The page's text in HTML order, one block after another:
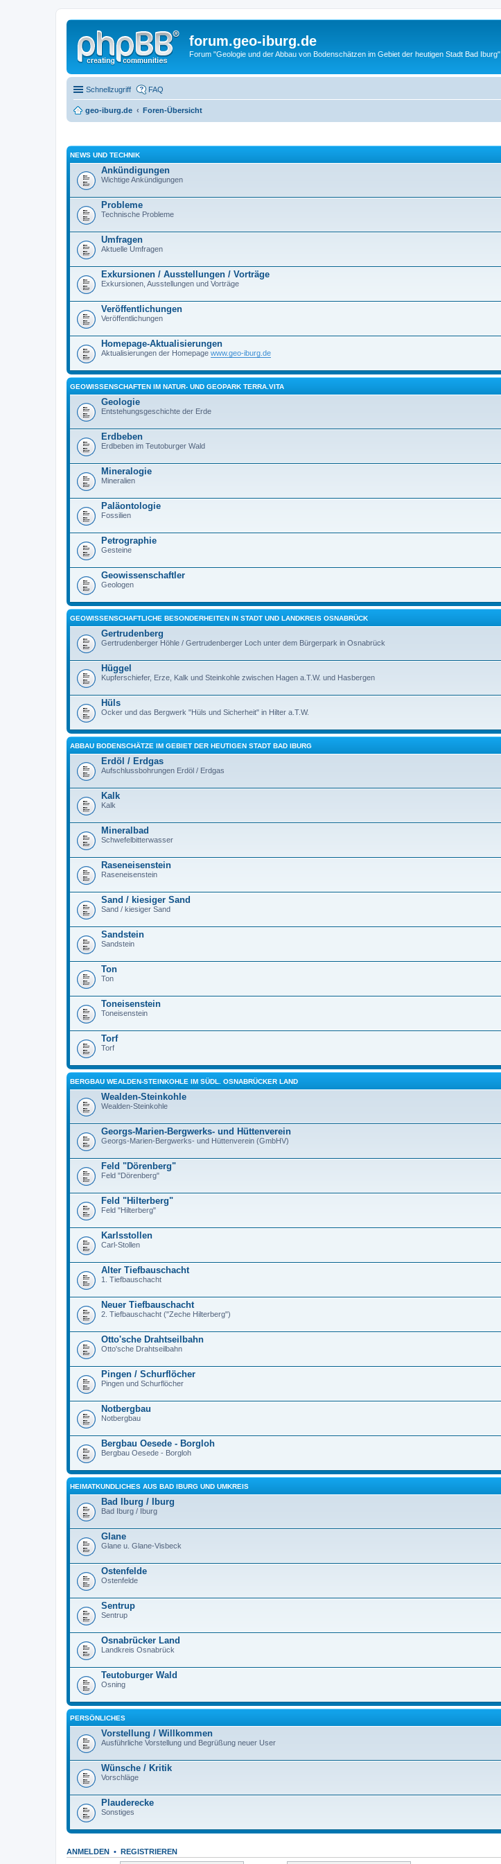
forum.geo-iburg.de
Forum "Geologie und der Abbau von Bodenschätzen im Gebiet der heutigen Stadt Bad Iburg"
Schnellzugriff FAQ
geo-iburg.de Foren-Übersicht
NEWS UND TECHNIK
Ankündigungen
Wichtige Ankündigungen
Probleme
Technische Probleme
Umfragen
Aktuelle Umfragen
Exkursionen / Ausstellungen / Vorträge
Exkursionen, Ausstellungen und Vorträge
Veröffentlichungen
Veröffentlichungen
Homepage-Aktualisierungen
Aktualisierungen der Homepage www.geo-iburg.de
GEOWISSENSCHAFTEN IM NATUR- UND GEOPARK TERRA.VITA
Geologie
Entstehungsgeschichte der Erde
Erdbeben
Erdbeben im Teutoburger Wald
Mineralogie
Mineralien
Paläontologie
Fossilien
Petrographie
Gesteine
Geowissenschaftler
Geologen
GEOWISSENSCHAFTLICHE BESONDERHEITEN IN STADT UND LANDKREIS OSNABRÜCK
Gertrudenberg
Gertrudenberger Höhle / Gertrudenberger Loch unter dem Bürgerpark in Osnabrück
Hüggel
Kupferschiefer, Erze, Kalk und Steinkohle zwischen Hagen a.T.W. und Hasbergen
Hüls
Ocker und das Bergwerk "Hüls und Sicherheit" in Hilter a.T.W.
ABBAU BODENSCHÄTZE IM GEBIET DER HEUTIGEN STADT BAD IBURG
Erdöl / Erdgas
Aufschlussbohrungen Erdöl / Erdgas
Kalk
Kalk
Mineralbad
Schwefelbitterwasser
Raseneisenstein
Raseneisenstein
Sand / kiesiger Sand
Sand / kiesiger Sand
Sandstein
Sandstein
Ton
Ton
Toneisenstein
Toneisenstein
Torf
Torf
BERGBAU WEALDEN-STEINKOHLE IM SÜDL. OSNABRÜCKER LAND
Wealden-Steinkohle
Wealden-Steinkohle
Georgs-Marien-Bergwerks- und Hüttenverein
Georgs-Marien-Bergwerks- und Hüttenverein (GmbHV)
Feld "Dörenberg"
Feld "Dörenberg"
Feld "Hilterberg"
Feld "Hilterberg"
Karlsstollen
Carl-Stollen
Alter Tiefbauschacht
1. Tiefbauschacht
Neuer Tiefbauschacht
2. Tiefbauschacht ("Zeche Hilterberg")
Otto'sche Drahtseilbahn
Otto'sche Drahtseilbahn
Pingen / Schurflöcher
Pingen und Schurflöcher
Notbergbau
Notbergbau
Bergbau Oesede - Borgloh
Bergbau Oesede - Borgloh
HEIMATKUNDLICHES AUS BAD IBURG UND UMKREIS
Bad Iburg / Iburg
Bad Iburg / Iburg
Glane
Glane u. Glane-Visbeck
Ostenfelde
Ostenfelde
Sentrup
Sentrup
Osnabrücker Land
Landkreis Osnabrück
Teutoburger Wald
Osning
PERSÖNLICHES
Vorstellung / Willkommen
Ausführliche Vorstellung und Begrüßung neuer User
Wünsche / Kritik
Vorschläge
Plauderecke
Sonstiges
ANMELDEN • REGISTRIEREN